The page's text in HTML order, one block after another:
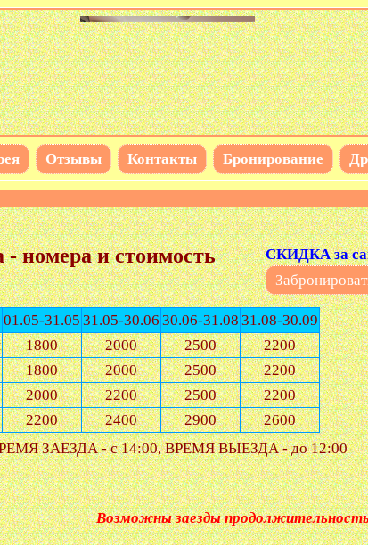
Отзывы Контакты Бронирование
номера и стоимость
СКИДКА за
01.05-31.05 31.05-30.06 30.06-31.08 31.08-30.09
1800 2000 2500
2200
1800 2000 2500
2200
2000 2200 2500
2200
2200 2400 2900
2600
ЗАЕЗДА - с 14:00, ВРЕМЯ ВЫЕЗДА - до 12:00
не